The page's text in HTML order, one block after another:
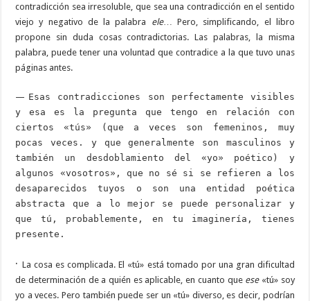
contradicción sea irresoluble, que sea una contradicción en el sentido
viejo y negativo de la palabra ele… Pero, simplificando, el libro
propone sin duda cosas contradictorias. Las palabras, la misma
palabra, puede tener una voluntad que contradice a la que tuvo unas
páginas antes.
— Esas contradicciones son perfectamente visibles
y esa es la pregunta que tengo en relación con
ciertos «tús» (que a veces son femeninos, muy
pocas veces. y que generalmente son masculinos y
también un desdoblamiento del «yo» poético) y
algunos «vosotros», que no sé si se refieren a los
desaparecidos tuyos o son una entidad poética
abstracta que a lo mejor se puede personalizar y
que tú, probablemente, en tu imaginería, tienes
presente.
·La cosa es complicada. El «tú» está tomado por una gran dificultad
de determinación de a quién es aplicable, en cuanto que ese «tú» soy
yo a veces. Pero también puede ser un «tú» diverso, es decir, podrían